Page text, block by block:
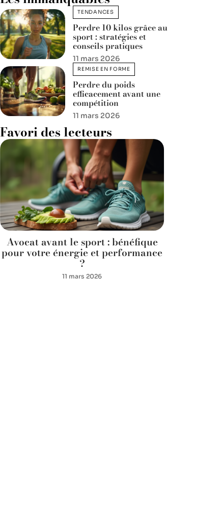
TENDANCES
Perdre 10 kilos grâce au
sport : stratégies et
conseils pratiques
11 mars 2026
REMISE EN FORME
Perdre du poids
efficacement avant une
compétition
11 mars 2026
Favori des lecteurs
Avocat avant le sport : bénéfique
pour votre énergie et performance
?
11 mars 2026